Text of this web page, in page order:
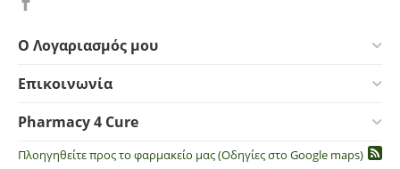
Ο Λογαριασμός μου
Επικοινωνία
Pharmacy 4 Cure
Πλοηγηθείτε προς το φαρμακείο μας (Οδηγίες στο Google maps)